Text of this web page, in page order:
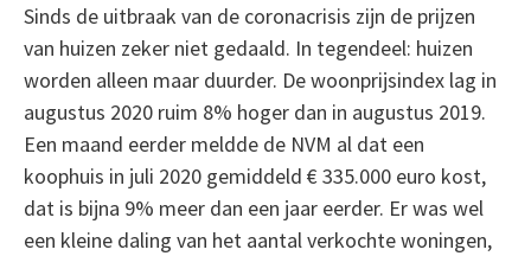
Sinds de uitbraak van de coronacrisis zijn de prijzen
van huizen zeker niet gedaald. In tegendeel: huizen
worden alleen maar duurder. De woonprijsindex lag in
augustus 2020 ruim 8% hoger dan in augustus 2019.
Een maand eerder meldde de NVM al dat een
koophuis in juli 2020 gemiddeld € 335.000 euro kost,
dat is bijna 9% meer dan een jaar eerder. Er was wel
een kleine daling van het aantal verkochte woningen,